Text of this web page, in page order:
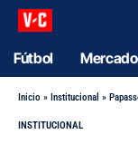
Fútbol
Inicio » Institucional » Papasso
INSTITUCIONAL